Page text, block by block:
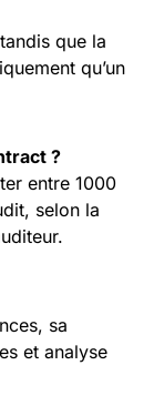
que la
qu’un
?
entre 1000
selon la
sa
et analyse